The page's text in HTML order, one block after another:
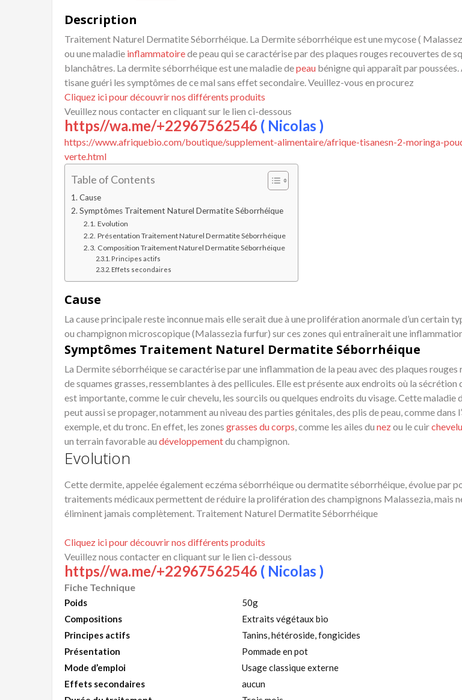
Description
Traitement Naturel Dermatite Séborrhéique. La Dermite séborrhéique est une mycose (
ou une maladie inflammatoirede peau qui se caractérise par des plaques rouges recouvertes de
blanchâtres. La dermite séborrhéique est une maladie depeau bénigne qui apparaît par
tisane guéri les symptômes de ce mal sans effet secondaire. Veuillez-vous en procurez
Cliquez ici pour découvrir nos différents produits
Veuillez nous contacter en cliquant sur le lien ci-dessous
https//wa.me/+22967562546 ( Nicolas )
https://www.afriquebio.com/boutique/supplement-alimentaire/afrique-tisanesn-2-moringa-
verte.html
Table of Contents
Cause
Symptômes Traitement Naturel Dermatite Séborrhéique
Evolution
Présentation Traitement Naturel Dermatite Séborrhéique
Composition Traitement Naturel Dermatite Séborrhéique
Principes actifs
Effets secondaires
Cause
La cause principale reste inconnue mais elle serait due à une prolifération anormale d’un certain
ou champignon microscopique (Malassezia furfur) sur ces zones qui entraînerait une
Symptômes Traitement Naturel Dermatite Séborrhéique
La Dermite séborrhéique se caractérise par une inflammation de la peau avec des plaques rouges
de squames grasses, ressemblantes à des pellicules. Elle est présente aux endroits où la sécrétion
est importante, comme le cuir chevelu, les sourcils ou quelques endroits du visage. Cette maladie
peut aussi se propager, notamment au niveau des parties génitales, des plis de peau, comme dans
exemple, et du tronc. En effet, les zones grasses du corps, comme les ailes du nezou le cuirchevelu
un terrain favorable au développementdu champignon.
Evolution
Cette dermite, appelée également eczéma séborrhéique ou dermatite séborrhéique, évolue par
traitements médicaux permettent de réduire la prolifération des champignons Malassezia, mais
éliminent jamais complètement. Traitement Naturel Dermatite Séborrhéique
Cliquez ici pour découvrir nos différents produits
Veuillez nous contacter en cliquant sur le lien ci-dessous
https//wa.me/+22967562546 ( Nicolas )
Fiche Technique
Poids
50g
Compositions
Extraits végétaux bio
Principes actifs
Tanins, hétéroside, fongicides
Présentation
Pommade en pot
Mode d’emploi
Usage classique externe
Effets secondaires
aucun